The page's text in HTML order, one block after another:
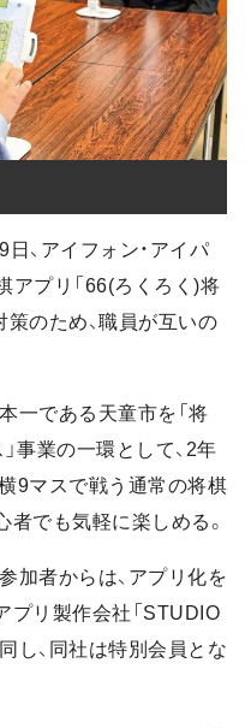
、アイフォン・アイパ
アプリ「66(ろくろく)将
策のため、職員が互いの
一である天童市を「将
事業の一環として、2年
9マスで戦う通常の将棋
者でも気軽に楽しめる。
加者からは、アプリ化を
プリ製作会社「STUDIO
し、同社は特別会員とな